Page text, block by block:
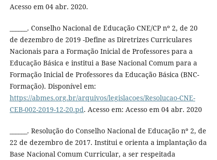
Acesso em 04 abr. 2020.
______. Conselho Nacional de Educação CNE/CP nº 2, de 20
de dezembro de 2019 -Define as Diretrizes Curriculares
Nacionais para a Formação Inicial de Professores para a
Educação Básica e institui a Base Nacional Comum para a
Formação Inicial de Professores da Educação Básica (BNC-
Formação). Disponível em:
https://abmes.org.br/arquivos/legislacoes/Resolucao-CNE-
CEB-002-2019-12-20.pd. Acesso em: Acesso em 04 abr. 2020
______. Resolução do Conselho Nacional de Educação nº 2, de
22 de dezembro de 2017. Institui e orienta a implantação da
Base Nacional Comum Curricular, a ser respeitada